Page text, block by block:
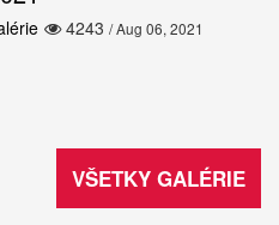
4243 / Aug 06, 2021
VŠETKY GALÉRIE